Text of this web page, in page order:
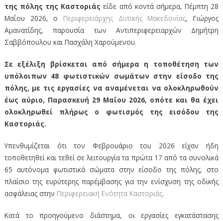
της πόλης της Καστοριάς είδε από κοντά σήμερα, Πέμπτη 28
Μαΐου 2026, ο Περιφερειάρχης Δυτικής Μακεδονίας, Γιώργος
Αμανατίδης, παρουσία των Αντιπεριφερειαρχών Δημήτρη
Σαββόπουλου και Πασχάλη Χαρούμενου.
Σε εξέλιξη βρίσκεται από σήμερα η τοποθέτηση των
υπόλοιπων 48 φωτιστικών σωμάτων στην είσοδο της
πόλης, με τις εργασίες να αναμένεται να ολοκληρωθούν
έως αύριο, Παρασκευή 29 Μαΐου 2026, οπότε και θα έχει
ολοκληρωθεί πλήρως ο φωτισμός της εισόδου της
Καστοριάς.
Υπενθυμίζεται ότι τον Φεβρουάριο του 2026 είχαν ήδη
τοποθετηθεί και τεθεί σε λειτουργία τα πρώτα 17 από τα συνολικά
65 αυτόνομα φωτιστικά σώματα στην είσοδο της πόλης, στο
πλαίσιο της ευρύτερης παρέμβασης για την ενίσχυση της οδικής
ασφάλειας στην Περιφερειακή Ενότητα Καστοριάς.
Κατά το προηγούμενο διάστημα, οι εργασίες εγκατάστασης